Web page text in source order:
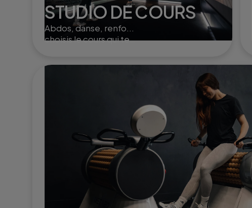
STUDIO DE COURS
Abdos, danse, renfo...
choisis le cours qui te